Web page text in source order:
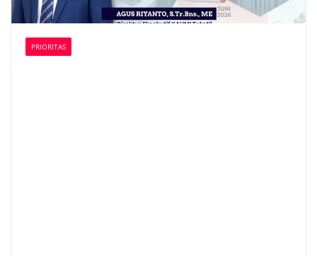
PRIORITAS